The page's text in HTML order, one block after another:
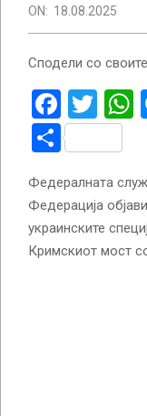
ON: 18.08.2025
Сподели со своите
Share
Федералната
Федерација
украинските
Кримскиот мост